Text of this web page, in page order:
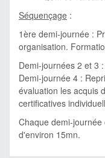
Séquençage :
1ère demi-journée :
organisation.
Demi-journées 2 et 3
Demi-journée 4 :
évaluation les acquis
certificatives
Chaque demi-
d'environ 15mn.